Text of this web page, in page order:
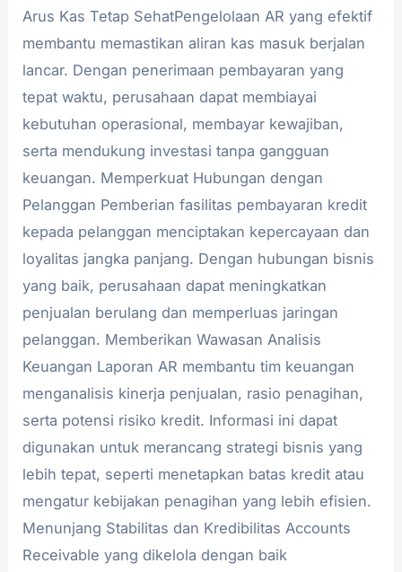
Arus Kas Tetap SehatPengelolaan AR yang efektif
membantu memastikan aliran kas masuk berjalan
lancar. Dengan penerimaan pembayaran yang
tepat waktu, perusahaan dapat membiayai
kebutuhan operasional, membayar kewajiban,
serta mendukung investasi tanpa gangguan
keuangan. Memperkuat Hubungan dengan
Pelanggan Pemberian fasilitas pembayaran kredit
kepada pelanggan menciptakan kepercayaan dan
loyalitas jangka panjang. Dengan hubungan bisnis
yang baik, perusahaan dapat meningkatkan
penjualan berulang dan memperluas jaringan
pelanggan. Memberikan Wawasan Analisis
Keuangan Laporan AR membantu tim keuangan
menganalisis kinerja penjualan, rasio penagihan,
serta potensi risiko kredit. Informasi ini dapat
digunakan untuk merancang strategi bisnis yang
lebih tepat, seperti menetapkan batas kredit atau
mengatur kebijakan penagihan yang lebih efisien.
Menunjang Stabilitas dan Kredibilitas Accounts
Receivable yang dikelola dengan baik